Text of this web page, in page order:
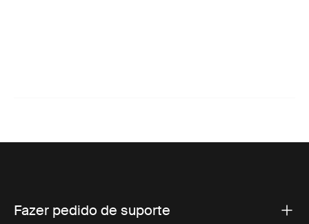
Fazer pedido de suporte